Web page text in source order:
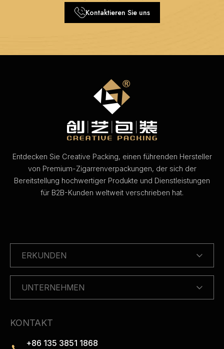
Kontaktieren Sie uns
Entdecken Sie Creative Packing, einen führenden Hersteller
von Premium-Zigarrenverpackungen, der sich der
Bereitstellung hochwertiger Produkte und Dienstleistungen
für B2B-Kunden weltweit verschrieben hat.
ERKUNDEN
UNTERNEHMEN
KONTAKT
+86 135 3851 1868